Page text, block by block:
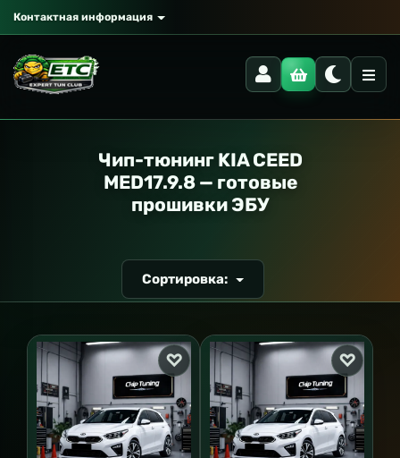
Контактная информация
Чип-тюнинг KIA CEED
MED17.9.8 — готовые
прошивки ЭБУ
Сортировка: